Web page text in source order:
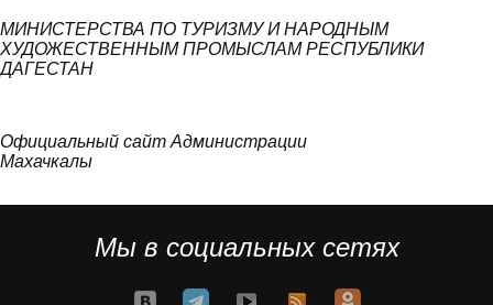
МИНИСТЕРСТВА ПО ТУРИЗМУ И НАРОДНЫМ
ХУДОЖЕСТВЕННЫМ ПРОМЫСЛАМ РЕСПУБЛИКИ
ДАГЕСТАН
Официальный сайт Администрации
Махачкалы
Мы в социальных сетях